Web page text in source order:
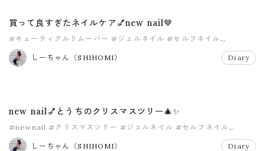
買って良すぎたネイルケア💅new nail🤎
#キューティクルリムーバー #ジェルネイル #セルフネイル
#ネイルケア
しーちゃん（SHIHOMI）
Diary
new nail💅とうちのクリスマスツリー🎄✨
#newnail #クリスマスツリー #ジェルネイル #セルフネイル
#ニトリクリスマスツリー
しーちゃん（SHIHOMI）
Diary